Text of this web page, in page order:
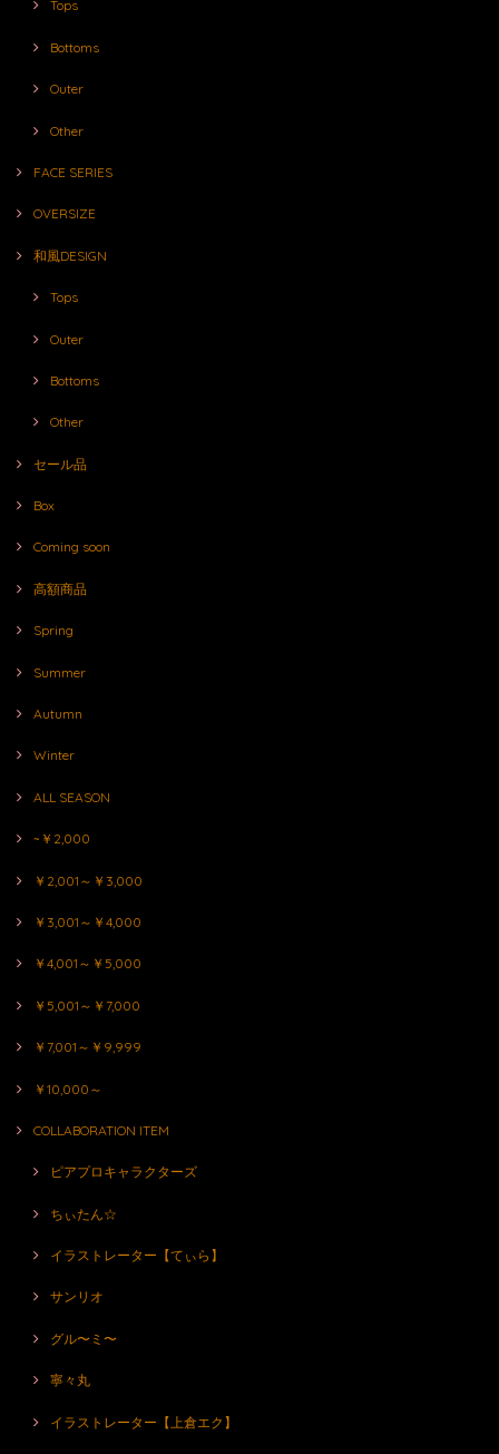
Tops
Bottoms
Outer
Other
FACE SERIES
OVERSIZE
和風DESIGN
Tops
Outer
Bottoms
Other
セール品
Box
Coming soon
高額商品
Spring
Summer
Autumn
Winter
ALL SEASON
~￥2,000
￥2,001～￥3,000
￥3,001～￥4,000
￥4,001～￥5,000
￥5,001～￥7,000
￥7,001～￥9,999
￥10,000～
COLLABORATION ITEM
ピアプロキャラクターズ
ちぃたん☆
イラストレーター【てぃら】
サンリオ
グル〜ミ〜
寧々丸
イラストレーター【上倉エク】